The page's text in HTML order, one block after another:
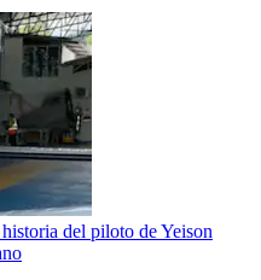
del piloto de Yeison